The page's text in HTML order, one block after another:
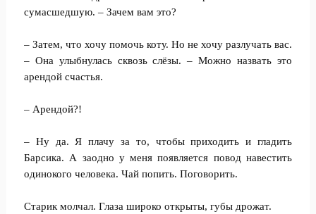
сумасшедшую. – Зачем вам это?
– Затем, что хочу помочь коту. Но не хочу разлучать вас.
– Она улыбнулась сквозь слёзы. – Можно назвать это
арендой счастья.
– Арендой?!
– Ну да. Я плачу за то, чтобы приходить и гладить
Барсика. А заодно у меня появляется повод навестить
одинокого человека. Чай попить. Поговорить.
Старик молчал. Глаза широко открыты, губы дрожат.